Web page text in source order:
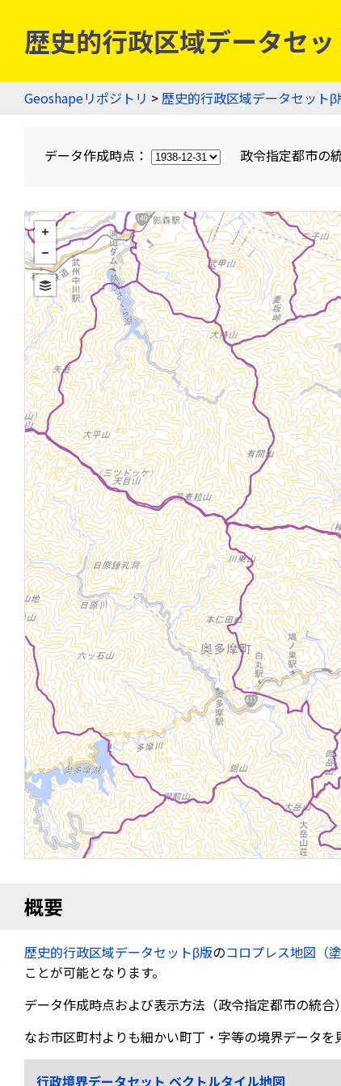
歴史的行政区域データセ
Geoshapeリポジトリ >歴史的行政区域データセットβ
データ作成時点： 政令指定都市の
概要
歴史的行政区域データセットβ版のコロプレス地図（
ことが可能となります。
データ作成時点および表示方法（政令指定都市の統合
なお市区町村よりも細かい町丁・字等の境界データ
行政境界データセット ベクトルタイル地図